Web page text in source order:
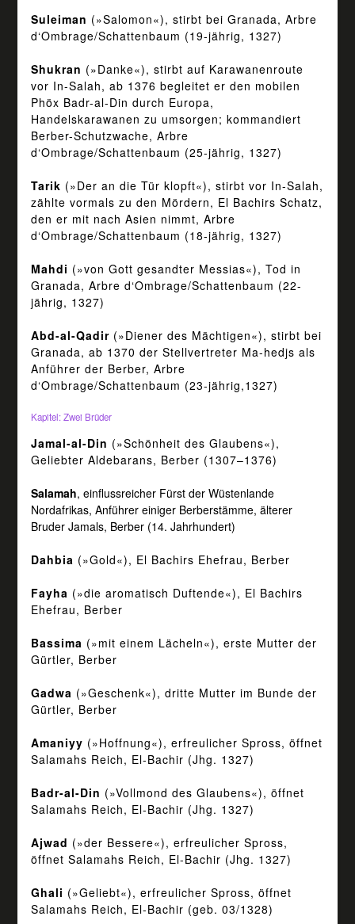
Suleiman (»Salomon«), stirbt bei Granada, Arbre
d‘Ombrage/Schattenbaum (19-jährig, 1327)
Shukran (»Danke«), stirbt auf Karawanenroute
vor In-Salah, ab 1376 begleitet er den mobilen
Phöx Badr-al-Din durch Europa,
Handelskarawanen zu umsorgen; kommandiert
Berber-Schutzwache, Arbre
d‘Ombrage/Schattenbaum (25-jährig, 1327)
Tarik (»Der an die Tür klopft«), stirbt vor In-Salah,
zählte vormals zu den Mördern, El Bachirs Schatz,
den er mit nach Asien nimmt, Arbre
d‘Ombrage/Schattenbaum (18-jährig, 1327)
Mahdi (»von Gott gesandter Messias«), Tod in
Granada, Arbre d‘Ombrage/Schattenbaum (22-
jährig, 1327)
Abd-al-Qadir (»Diener des Mächtigen«), stirbt bei
Granada, ab 1370 der Stellvertreter Ma-hedjs als
Anführer der Berber, Arbre
d‘Ombrage/Schattenbaum (23-jährig,1327)
Kapitel: Zwei Brüder
Jamal-al-Din (»Schönheit des Glaubens«),
Geliebter Aldebarans, Berber (1307–1376)
Salamah, einflussreicher Fürst der Wüstenlande
Nordafrikas, Anführer einiger Berberstämme, älterer
Bruder Jamals, Berber (14. Jahrhundert)
Dahbia (»Gold«), El Bachirs Ehefrau, Berber
Fayha (»die aromatisch Duftende«), El Bachirs
Ehefrau, Berber
Bassima (»mit einem Lächeln«), erste Mutter der
Gürtler, Berber
Gadwa (»Geschenk«), dritte Mutter im Bunde der
Gürtler, Berber
Amaniyy (»Hoffnung«), erfreulicher Spross, öffnet
Salamahs Reich, El-Bachir (Jhg. 1327)
Badr-al-Din (»Vollmond des Glaubens«), öffnet
Salamahs Reich, El-Bachir (Jhg. 1327)
Ajwad (»der Bessere«), erfreulicher Spross,
öffnet Salamahs Reich, El-Bachir (Jhg. 1327)
Ghali (»Geliebt«), erfreulicher Spross, öffnet
Salamahs Reich, El-Bachir (geb. 03/1328)